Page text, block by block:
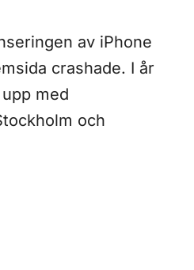
av iPhone
crashade. I år
med
och